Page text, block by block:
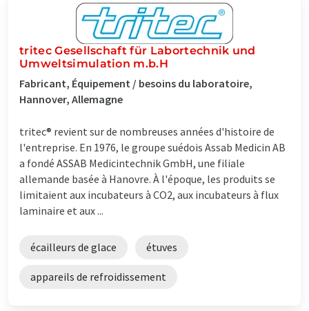
tritec Gesellschaft für Labortechnik und
Umweltsimulation m.b.H
Fabricant, Équipement / besoins du laboratoire,
Hannover, Allemagne
tritec® revient sur de nombreuses années d'histoire de
l'entreprise. En 1976, le groupe suédois Assab Medicin AB
a fondé ASSAB Medicintechnik GmbH, une filiale
allemande basée à Hanovre. À l'époque, les produits se
limitaient aux incubateurs à CO2, aux incubateurs à flux
laminaire et aux ...
écailleurs de glace étuves
appareils de refroidissement